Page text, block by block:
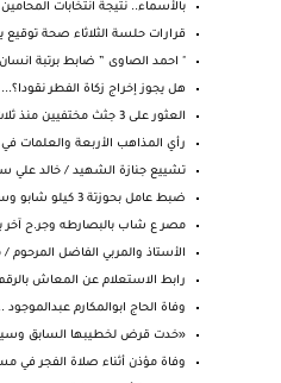
بالأسماء.. نتيجة انتخابات المحامين 2024 رسميا على ...
قرارات حلسة الثلاثاء صحة توقيع
" احمد الصاوى ” ضابط برتبة
هل يجوز إخراج زكاة الفطر
العثور على 3 جثث مختفيين منذ ثلاث ايام بقنا
رأي المذاهب الأربعة والعلمات
تشييع جنازة الشهيد / خالد علي
ضبط عامل بحوزتة 3 كيلو شابو وسلاح ناري وطلقات بمرك...
مصر ع شاب بالبصارطه وجر.ح
الأستاذ والمربي الفاضل
رابط الاستعلام عن المعاش
وفاة الحاج ابوالمكارم عبدالموجود
«خدت قرض لخطيبها السابق
وفاة مؤذن أثناء صلاة الفجر في